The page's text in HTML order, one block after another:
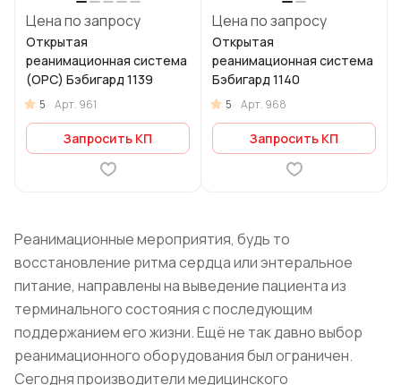
Цена по запросу
Открытая
реанимационная система
(ОРС) Бэбигард 1139
5 Арт. 961
Запросить КП
Цена по запросу
Открытая
реанимационная система
Бэбигард 1140
5 Арт. 968
Запросить КП
Реанимационные мероприятия, будь то
восстановление ритма сердца или энтеральное
питание, направлены на выведение пациента из
терминального состояния с последующим
поддержанием его жизни. Ещё не так давно выбор
реанимационного оборудования был ограничен.
Сегодня производители медицинского